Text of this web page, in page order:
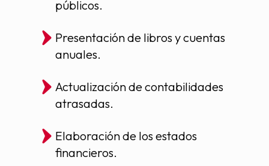
públicos.
Presentación de libros y cuentas
anuales.
Actualización de contabilidades
atrasadas.
Elaboración de los estados
financieros.